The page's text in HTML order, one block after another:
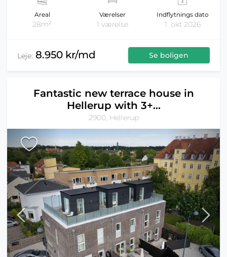
Areal
28m2
Værelser
1 værelse
Indflytnings dato
1. okt 2026
Leje: 8.950 kr/md Se boligen
Fantastic new terrace house in
Hellerup with 3+...
2900, Hellerup